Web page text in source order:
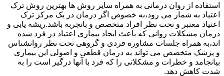
استفاده از روان درمانی به همراه سایر روش ها بهترین روش ترک
اعتیاد به شمار می رود،به خصوص اگر درمان در یک مرکز ترک
اعتیاد معتبر و تحت نظر افراد متخصص و باتجربه باشد.ریشه یابی و
درمان مشکلات روانی که باعث ایجاد بیماری اعتیاد در فرد شده
اند،به همراه جلسات مشاوره فردی و گروهی تحت نظر روانشناس
و پزشک متخصص می تواند به درمان قطعی و اصولی این بیماری
بیانجامد و خطرات و مشکلاتی را که فرد با آنها درگیر است را به
شدت کاهش دهد.